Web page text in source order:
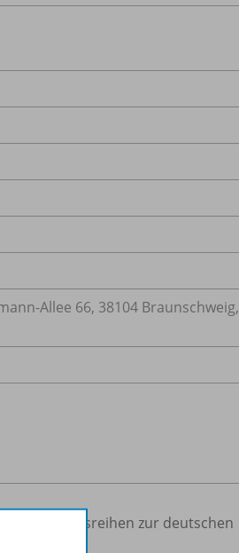
Allee 66, 38104 Braunschweig,
Trainingsreihen zur deutschen